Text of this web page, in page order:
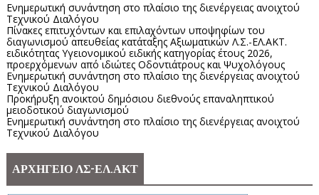
Ενημερωτική συνάντηση στο πλαίσιο της διενέργειας ανοιχτού
Τεχνικού Διαλόγου
Πίνακες επιτυχόντων και επιλαχόντων υποψηφίων του
διαγωνισμού απευθείας κατάταξης Αξιωματικών Λ.Σ.-ΕΛ.ΑΚΤ.
ειδικότητας Υγειονομικού ειδικής κατηγορίας έτους 2026,
προερχόμενων από ιδιώτες Οδοντιάτρους και Ψυχολόγους
Ενημερωτική συνάντηση στο πλαίσιο της διενέργειας ανοιχτού
Τεχνικού Διαλόγου
Προκήρυξη ανοικτού δημόσιου διεθνούς επαναληπτικού
μειοδοτικού διαγωνισμού
Ενημερωτική συνάντηση στο πλαίσιο της διενέργειας ανοιχτού
Τεχνικού Διαλόγου
ΑΡΧΗΓΕΙΟ ΛΣ-ΕΛ.ΑΚΤ